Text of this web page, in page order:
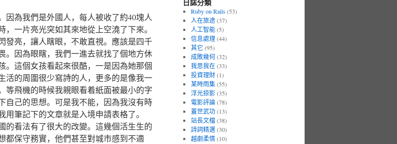
為我們是外國人，每人被收了約40塊人
一片亮光突如其來地從上空澆了下來。
發亮，讓人瞎眼，不敢直視。應該是四千
。因為眼瞎，我們一進去就找了個地方休
。這個女孩看起來很酷，一是因為她那個
活的周圍很少寫詩的人，更多的是像我一
等飛機的時候我親眼看着紙面被最小的字
自己的思想。可是我不能，因為我沒有時
筆記下的文章就是入境申請表格了。
的看法有了很大的改變。這幾個活生生的
都保守務實，他們甚至對城市感到不適
日誌分類
Ruby on Rails(53)
人在旅途(37)
人工智能(5)
信息處理(44)
其它 (95)
成敗幾何(32)
我思我在(33)
投資理財(1)
某時雨集(55)
浮光掠影(35)
電影評論(78)
蓋世武功(13)
站長文檔(38)
詩詞精選(30)
越劇柔情(10)